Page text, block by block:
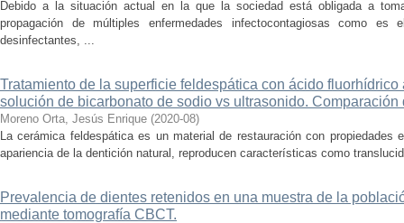
Debido a la situación actual en la que la sociedad está obligada a
propagación de múltiples enfermedades infectocontagiosas como
desinfectantes, ...
Tratamiento de la superficie feldespática con ácido
solución de bicarbonato de sodio vs ultrasonido. Comparación
Moreno Orta, Jesús Enrique (2020-08)
La cerámica feldespática es un material de restauración con propiedades
apariencia de la dentición natural, reproducen características como
Prevalencia de dientes retenidos en una muestra de la
mediante tomografía CBCT.